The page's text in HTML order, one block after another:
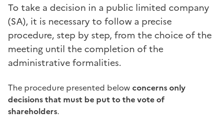
To take a decision in a public limited company
(SA), it is necessary to follow a precise
procedure, step by step, from the choice of the
meeting until the completion of the
administrative formalities.
The procedure presented belowconcerns only
decisions that must be put to the vote of
shareholders.